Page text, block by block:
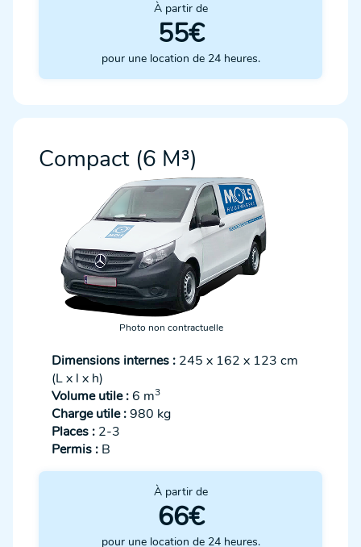
À partir de
55€
pour une location de 24 heures.
Compact (6 M³)
Photo non contractuelle
Dimensions internes : 245 x 162 x 123 cm
(L x l x h)
Volume utile :6 m3
Charge utile :980 kg
Places : 2-3
Permis : B
À partir de
66€
pour une location de 24 heures.